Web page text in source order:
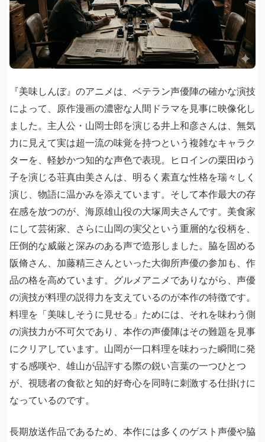
『美味しんぼ』のアニメは、ベテラン声優陣の確かな演技
によって、原作漫画の濃密な人間ドラマを見事に映像化し
ました。主人公・山岡士郎を演じる井上和彦さんは、無気
力に見えて実は超一流の味覚を持つという複雑なキャラク
ターを、軽妙かつ知的な声色で表現。ヒロインの栗田ゆう
子を演じる荘真由美さんは、明るく素直な性格を瑞々しく
演じ、物語に温かみを添えています。そして本作最大の存
在感を放つのが、海原雄山役の大塚周夫さんです。美食家
にして芸術家、さらに山岡の実父という重層的な役柄を、
圧倒的な威厳と深みのある声で造形しました。脇を固める
阪脩さん、加藤精三さんといった大御所声優の参加も、作
品の格を高めています。グルメアニメでありながら、声優
の演技が料理の説得力を支えているのが本作の特徴です。
料理を「美味しそうに見せる」ためには、それを味わう側
の演技力が不可欠であり、本作の声優陣はその難題を見事
にクリアしています。山岡が一口料理を味わった瞬間に発
する感嘆や、雄山が品評する際の鋭い言葉の一つひとつ
が、視聴者の食欲と知的好奇心を同時に刺激する仕掛けに
なっているのです。
長期放送作品であるため、本作には多くのゲスト声優や脇